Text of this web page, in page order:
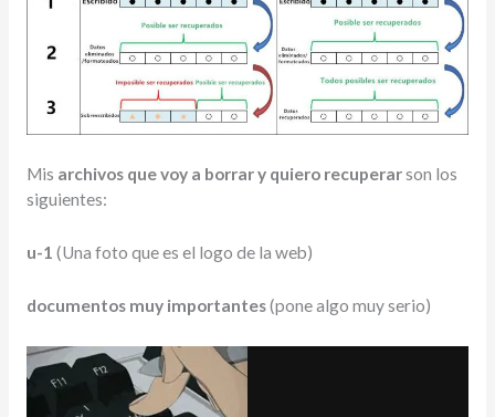
Mis archivos que voy a borrar y quiero recuperarson los
siguientes:
u-1 (Una foto que es el logo de la web)
documentos muy importantes(pone algo muy serio)